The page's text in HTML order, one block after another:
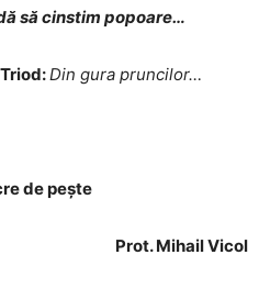
să cinstim popoare…
Din gura pruncilor…
de pește
Prot. Mihail Vicol